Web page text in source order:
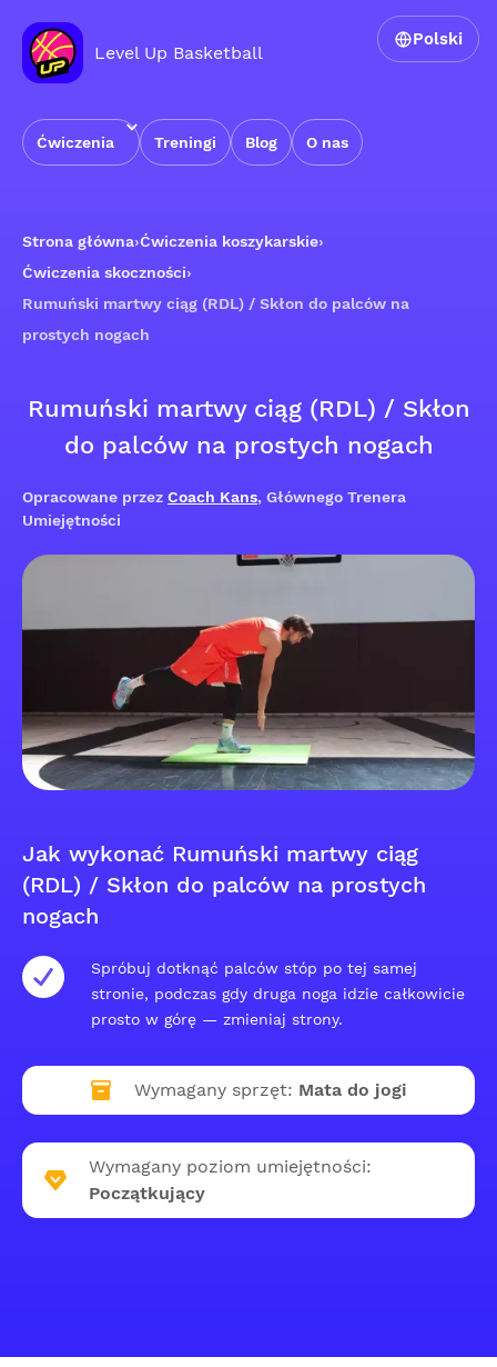
Level Up Basketball
Ćwiczenia Treningi Blog O nas
Polski
Strona główna›Ćwiczenia koszykarskie›
Ćwiczenia skoczności›
Rumuński martwy ciąg (RDL) / Skłon do palców na
prostych nogach
Rumuński martwy ciąg (RDL) / Skłon
do palców na prostych nogach
Opracowane przez Coach Kans, Głównego Trenera
Umiejętności
Jak wykonać Rumuński martwy ciąg
(RDL) / Skłon do palców na prostych
nogach
Spróbuj dotknąć palców stóp po tej samej
stronie, podczas gdy druga noga idzie całkowicie
prosto w górę — zmieniaj strony.
Wymagany sprzęt: Mata do jogi
Wymagany poziom umiejętności:
Początkujący